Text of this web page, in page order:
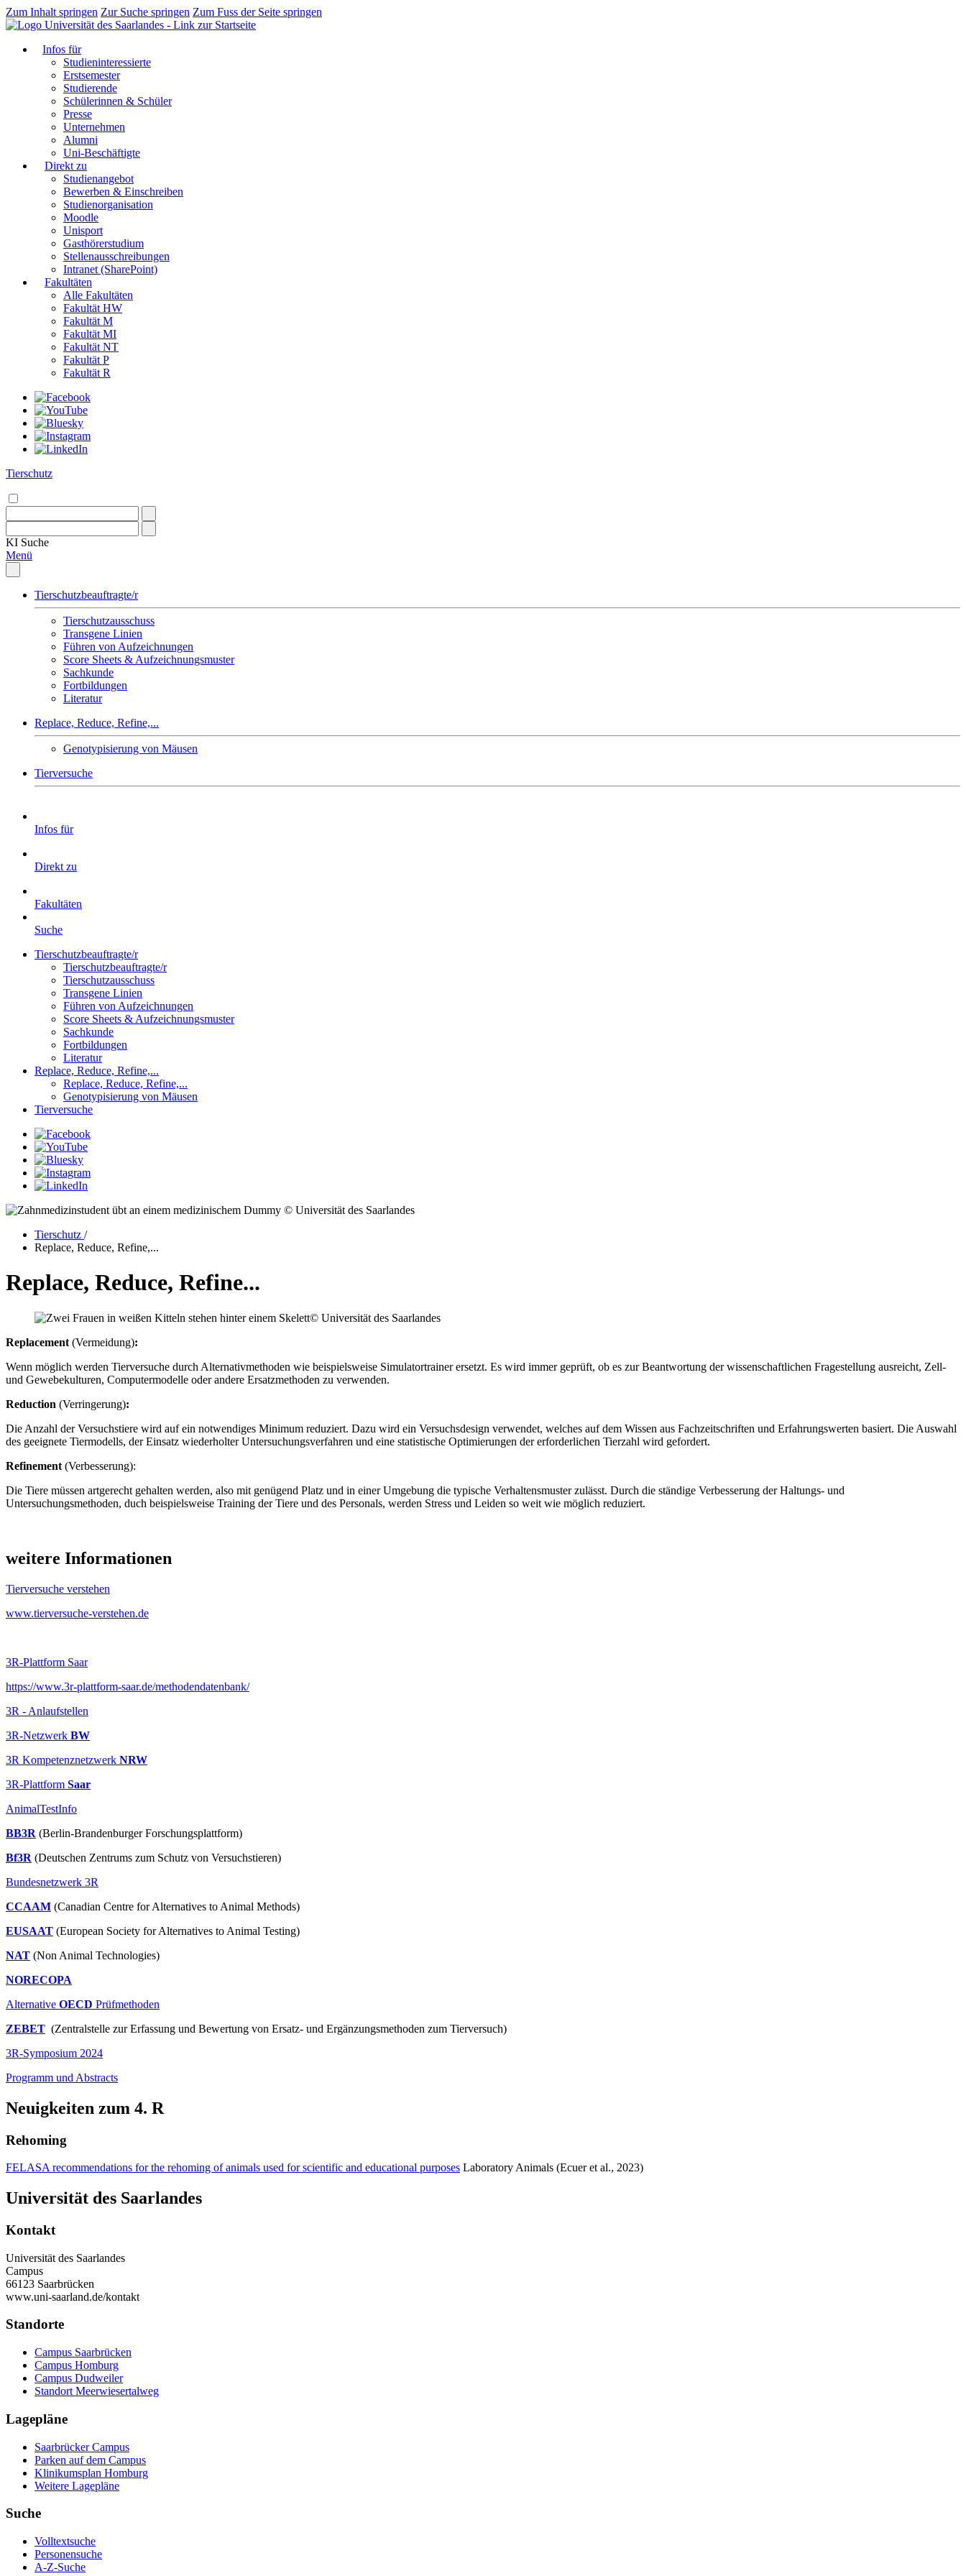
Zum Inhalt springen Zur Suche springen Zum Fuss der Seite springen
Infos für
Studieninteressierte
Erstsemester
Studierende
Schülerinnen & Schüler
Presse
Unternehmen
Alumni
Uni-Beschäftigte
Direkt zu
Studienangebot
Bewerben & Einschreiben
Studienorganisation
Moodle
Unisport
Gasthörerstudium
Stellenausschreibungen
Intranet (SharePoint)
Fakultäten
Alle Fakultäten
Fakultät HW
Fakultät M
Fakultät MI
Fakultät NT
Fakultät P
Fakultät R
Tierschutz
KI Suche
Menü
Tierschutzbeauftragte/r
Tierschutzausschuss
Transgene Linien
Führen von Aufzeichnungen
Score Sheets & Aufzeichnungsmuster
Sachkunde
Fortbildungen
Literatur
Replace, Reduce, Refine,...
Genotypisierung von Mäusen
Tierversuche
Infos für
Direkt zu
Fakultäten
Suche
Tierschutzbeauftragte/r
Tierschutzbeauftragte/r
Tierschutzausschuss
Transgene Linien
Führen von Aufzeichnungen
Score Sheets & Aufzeichnungsmuster
Sachkunde
Fortbildungen
Literatur
Replace, Reduce, Refine,...
Replace, Reduce, Refine,...
Genotypisierung von Mäusen
Tierversuche
© Universität des Saarlandes
Tierschutz /
Replace, Reduce, Refine,...
Replace, Reduce, Refine...
© Universität des Saarlandes
Replacement (Vermeidung):
Wenn möglich werden Tierversuche durch Alternativmethoden wie beispielsweise Simulatortrainer ersetzt. Es wird immer geprüft, ob es zur Beantwortung der wissenschaftlichen Fragestellung ausreicht, Zell-
und Gewebekulturen, Computermodelle oder andere Ersatzmethoden zu verwenden.
Reduction (Verringerung):
Die Anzahl der Versuchstiere wird auf ein notwendiges Minimum reduziert. Dazu wird ein Versuchsdesign verwendet, welches auf dem Wissen aus Fachzeitschriften und Erfahrungswerten basiert. Die Auswahl
des geeignete Tiermodells, der Einsatz wiederholter Untersuchungsverfahren und eine statistische Optimierungen der erforderlichen Tierzahl wird gefordert.
Refinement (Verbesserung):
Die Tiere müssen artgerecht gehalten werden, also mit genügend Platz und in einer Umgebung die typische Verhaltensmuster zulässt. Durch die ständige Verbesserung der Haltungs- und
Untersuchungsmethoden, duch beispielsweise Training der Tiere und des Personals, werden Stress und Leiden so weit wie möglich reduziert.
weitere Informationen
Tierversuche verstehen
www.tierversuche-verstehen.de
3R-Plattform Saar
https://www.3r-plattform-saar.de/methodendatenbank/
3R - Anlaufstellen
3R-Netzwerk BW
3R Kompetenznetzwerk NRW
3R-Plattform Saar
AnimalTestInfo
BB3R (Berlin-Brandenburger Forschungsplattform)
Bf3R (Deutschen Zentrums zum Schutz von Versuchstieren)
Bundesnetzwerk 3R
CCAAM (Canadian Centre for Alternatives to Animal Methods)
EUSAAT (European Society for Alternatives to Animal Testing)
NAT (Non Animal Technologies)
NORECOPA
Alternative OECD Prüfmethoden
ZEBET (Zentralstelle zur Erfassung und Bewertung von Ersatz- und Ergänzungsmethoden zum Tierversuch)
3R-Symposium 2024
Programm und Abstracts
Neuigkeiten zum 4. R
Rehoming
FELASA recommendations for the rehoming of animals used for scientific and educational purposes Laboratory Animals (Ecuer et al., 2023)
Universität des Saarlandes
Kontakt
Universität des Saarlandes
Campus
66123 Saarbrücken
www.uni-saarland.de/kontakt
Standorte
Campus Saarbrücken
Campus Homburg
Campus Dudweiler
Standort Meerwiesertalweg
Lagepläne
Saarbrücker Campus
Parken auf dem Campus
Klinikumsplan Homburg
Weitere Lagepläne
Suche
Volltextsuche
Personensuche
A-Z-Suche